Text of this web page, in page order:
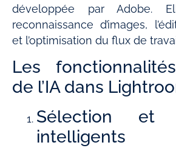
développée par Adobe.
reconnaissance d’images,
et l’optimisation du flux de
Les
de l’IA dans
Sélection et
intelligents